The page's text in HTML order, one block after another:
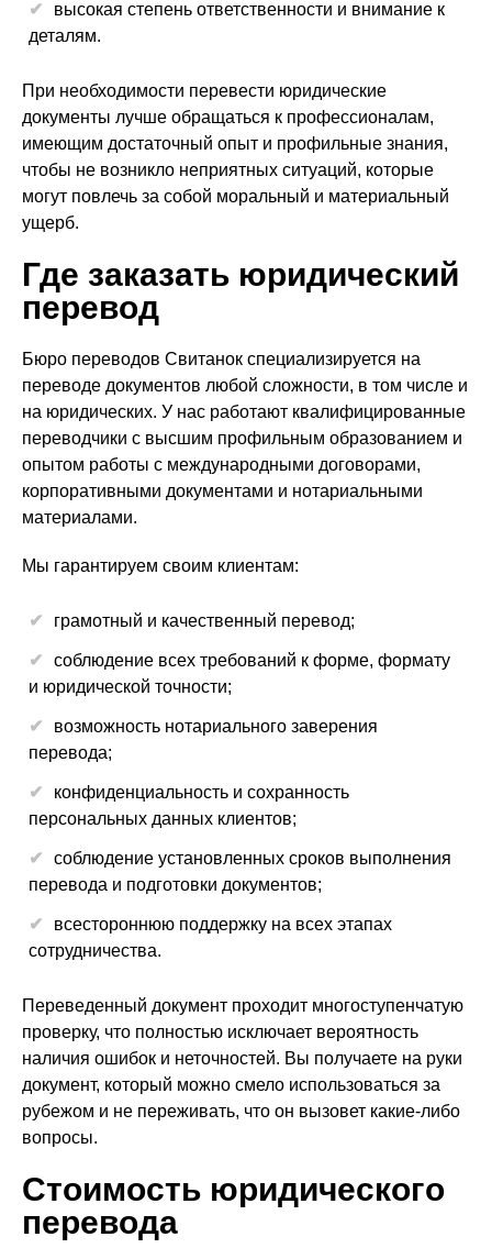
высокая степень ответственности и внимание к
деталям.
При необходимости перевести юридические
документы лучше обращаться к профессионалам,
имеющим достаточный опыт и профильные знания,
чтобы не возникло неприятных ситуаций, которые
могут повлечь за собой моральный и материальный
ущерб.
Где заказать юридический
перевод
Бюро переводов Свитанок специализируется на
переводе документов любой сложности, в том числе и
на юридических. У нас работают квалифицированные
переводчики с высшим профильным образованием и
опытом работы с международными договорами,
корпоративными документами и нотариальными
материалами.
Мы гарантируем своим клиентам:
грамотный и качественный перевод;
соблюдение всех требований к форме, формату
и юридической точности;
возможность нотариального заверения
перевода;
конфиденциальность и сохранность
персональных данных клиентов;
соблюдение установленных сроков выполнения
перевода и подготовки документов;
всестороннюю поддержку на всех этапах
сотрудничества.
Переведенный документ проходит многоступенчатую
проверку, что полностью исключает вероятность
наличия ошибок и неточностей. Вы получаете на руки
документ, который можно смело использоваться за
рубежом и не переживать, что он вызовет какие-либо
вопросы.
Стоимость юридического
перевода